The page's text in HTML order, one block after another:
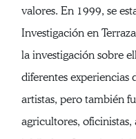
valores. En 1999, se
Investigación en
la investigación sobre
diferentes experiencias
artistas, pero también
agricultores, oficinistas,